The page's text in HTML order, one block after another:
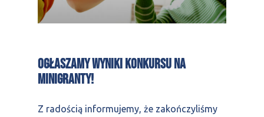
Ogłaszamy wyniki konkursu na
minigranty!
Z radością informujemy, że zakończyliśmy